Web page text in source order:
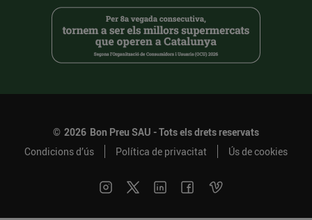
© 2026 Bon Preu SAU - Tots els drets reservats
Condicions d’ús
Política de privacitat Ús de cookies